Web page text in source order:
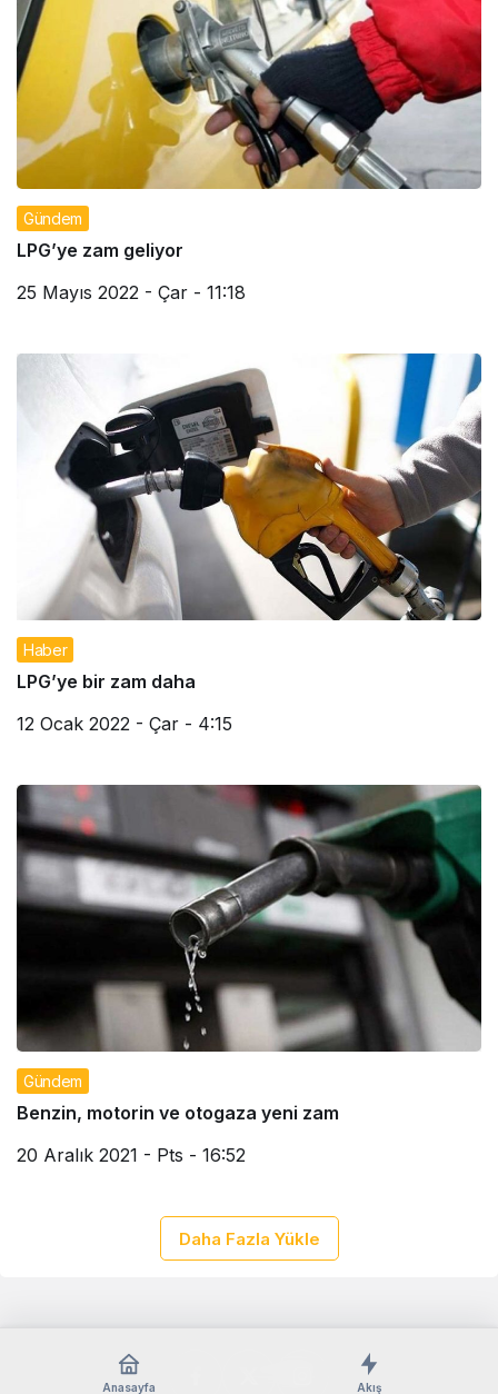
Gündem
LPG’ye zam geliyor
25 Mayıs 2022 - Çar - 11:18
Haber
LPG’ye bir zam daha
12 Ocak 2022 - Çar - 4:15
Gündem
Benzin, motorin ve otogaza yeni zam
20 Aralık 2021 - Pts - 16:52
Daha Fazla Yükle
Anasayfa Akış